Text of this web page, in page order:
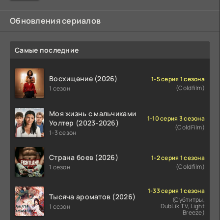
Обновления сериалов
Самые последние
Восхищение (2026)
1 сезон
1-5 серия 1 сезона
(Coldfilm)
Моя жизнь с мальчиками
Уолтер (2023-2026)
1-3 сезон
1-10 серия 3 сезона
(ColdFilm)
Страна боев (2026)
1 сезон
1-2 серия 1 сезона
(Coldfilm)
Тысяча ароматов (2026)
1 сезон
1-33 серия 1 сезона
(Субтитры,
DubLik.TV, Light
Breeze)